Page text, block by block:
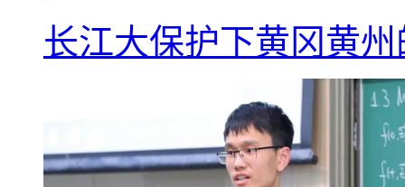
长江大保护下黄冈黄